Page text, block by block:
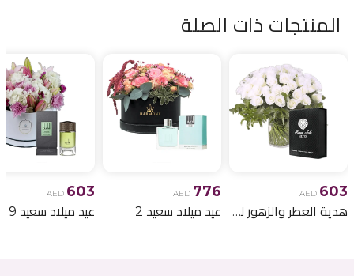
المنتجات ذات الصلة
AED 603
هدية العطر والزهور لعيد الميلاد 6
AED 776
عيد ميلاد سعيد 2
AED 603
عيد ميلاد سعيد 9